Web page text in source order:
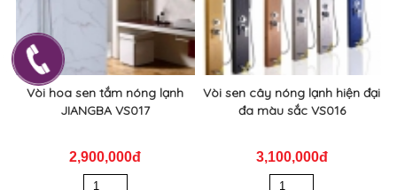
Vòi hoa sen tắm nóng lạnh
JIANGBA VS017
2,900,000đ
Vòi sen cây nóng lạnh hiện đại
đa màu sắc VS016
3,100,000đ